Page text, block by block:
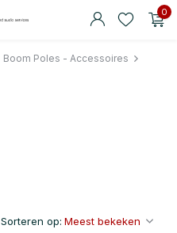
0
Boom Poles - Accessoires
Sorteren op: